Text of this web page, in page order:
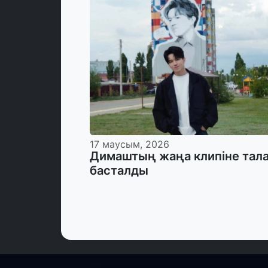
17 маусым, 2026
Димаштың жаңа клипіне
басталды